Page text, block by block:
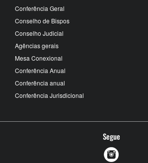
Conferência Geral
Conselho de Bispos
Conselho Judicial
Agências gerais
Mesa Conexional
Conferência Anual
Conferência anual
Conferência Jurisdicional
Segue